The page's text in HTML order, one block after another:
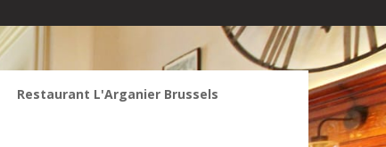
Restaurant L'Arganier Brussels